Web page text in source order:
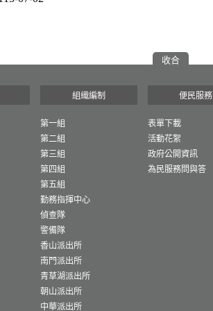
收合
組織編制
第一組
第二組
第三組
第四組
第五組
勤務指揮中心
偵查隊
警備隊
香山派出所
南門派出所
青草湖派出所
朝山派出所
中華派出所
便民服務
表單下載
活動花絮
政府公開資訊
為民服務問與答